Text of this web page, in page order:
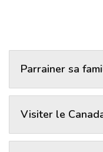
Parrainer sa
Visiter le